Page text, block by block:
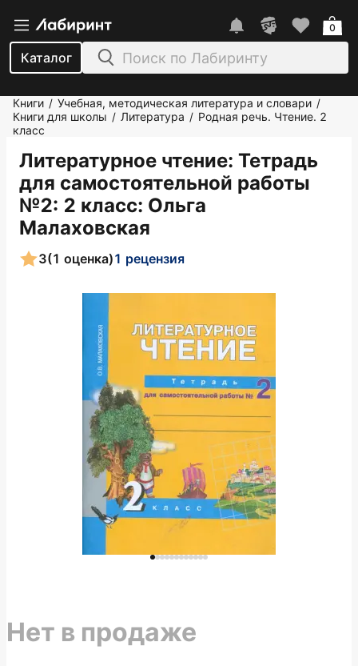
Каталог
0
Книги / Учебная, методическая литература и словари /
Книги для школы / Литература / Родная речь. Чтение. 2
класс
Литературное чтение: Тетрадь
для самостоятельной работы
№2: 2 класс: Ольга
Малаховская
3(1 оценка)1 рецензия
Нет в продаже